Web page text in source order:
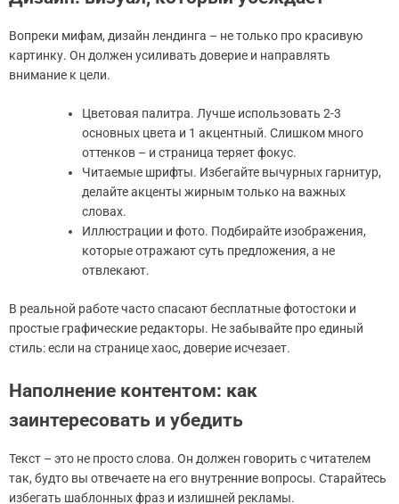
Вопреки мифам, дизайн лендинга – не только про красивую
картинку. Он должен усиливать доверие и направлять
внимание к цели.
Цветовая палитра. Лучше использовать 2-3
основных цвета и 1 акцентный. Слишком много
оттенков – и страница теряет фокус.
Читаемые шрифты. Избегайте вычурных гарнитур,
делайте акценты жирным только на важных
словах.
Иллюстрации и фото. Подбирайте изображения,
которые отражают суть предложения, а не
отвлекают.
В реальной работе часто спасают бесплатные фотостоки и
простые графические редакторы. Не забывайте про единый
стиль: если на странице хаос, доверие исчезает.
Наполнение контентом: как
заинтересовать и убедить
Текст – это не просто слова. Он должен говорить с читателем
так, будто вы отвечаете на его внутренние вопросы. Старайтесь
избегать шаблонных фраз и излишней рекламы.